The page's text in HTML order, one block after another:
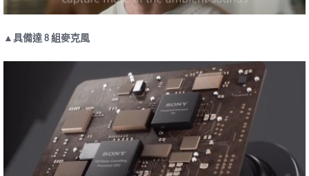
▲具備達 8 組麥克風